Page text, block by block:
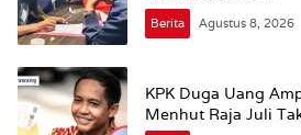
Berita Agustus 8, 2026
KPK Duga Uang
Menhut Raja Juli